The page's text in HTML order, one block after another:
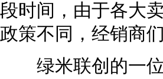
段时间，由于各大
政策不同，经销商
绿米联创的一位